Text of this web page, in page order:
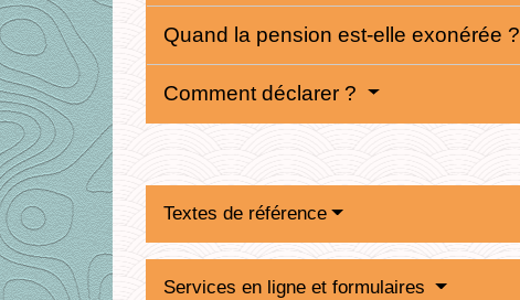
Quand la pension est-elle exonérée ?
Comment déclarer ?
Textes de référence
Services en ligne et formulaires